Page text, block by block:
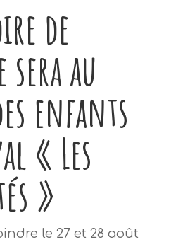
de
au
enfants
« Les
»
le 27 et 28 août